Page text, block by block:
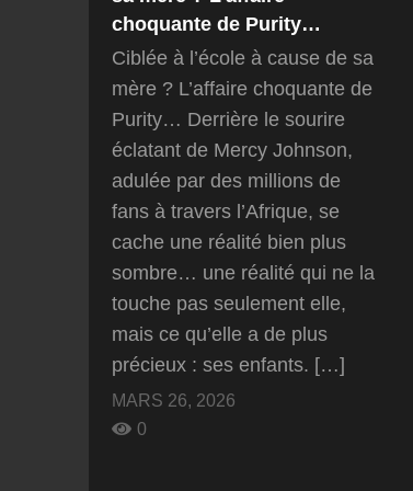
choquante de Purity…
Ciblée à l’école à cause de sa
mère ? L’affaire choquante de
Purity… Derrière le sourire
éclatant de Mercy Johnson,
adulée par des millions de
fans à travers l’Afrique, se
cache une réalité bien plus
sombre… une réalité qui ne la
touche pas seulement elle,
mais ce qu’elle a de plus
précieux : ses enfants. […]
MARS 26, 2026
0